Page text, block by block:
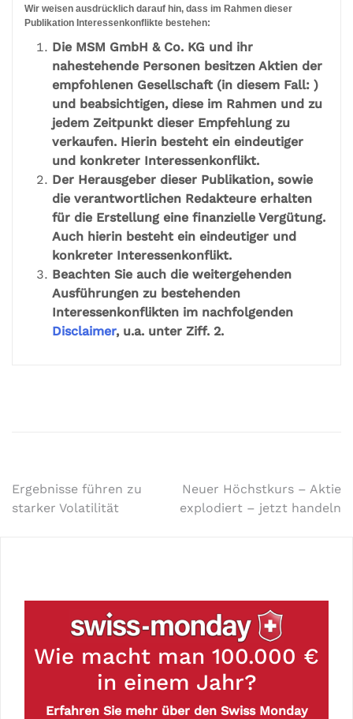
Wir weisen ausdrücklich darauf hin, dass im Rahmen dieser
Publikation Interessenkonflikte bestehen:
Die MSM GmbH & Co. KG und ihr
nahestehende Personen besitzen Aktien der
empfohlenen Gesellschaft (in diesem Fall: )
und beabsichtigen, diese im Rahmen und zu
jedem Zeitpunkt dieser Empfehlung zu
verkaufen. Hierin besteht ein eindeutiger
und konkreter Interessenkonflikt.
Der Herausgeber dieser Publikation, sowie
die verantwortlichen Redakteure erhalten
für die Erstellung eine finanzielle Vergütung.
Auch hierin besteht ein eindeutiger und
konkreter Interessenkonflikt.
Beachten Sie auch die weitergehenden
Ausführungen zu bestehenden
Interessenkonflikten im nachfolgenden
Disclaimer, u.a. unter Ziff. 2.
Ergebnisse führen zu
starker Volatilität
Neuer Höchstkurs – Aktie
explodiert – jetzt handeln
Wie macht man 100.000 €
in einem Jahr?
Erfahren Sie mehr über den Swiss Monday